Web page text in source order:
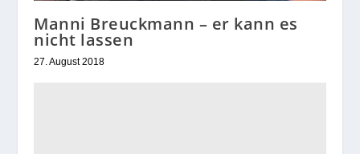
Manni Breuckmann – er kann es
nicht lassen
27. August 2018